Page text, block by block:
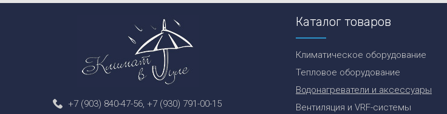
+7 (903) 840-47-56, +7 (930) 791-00-15
Каталог товаров
Климатическое оборудование
Тепловое оборудование
Водонагреватели и аксессуары
Вентиляция и VRF-системы